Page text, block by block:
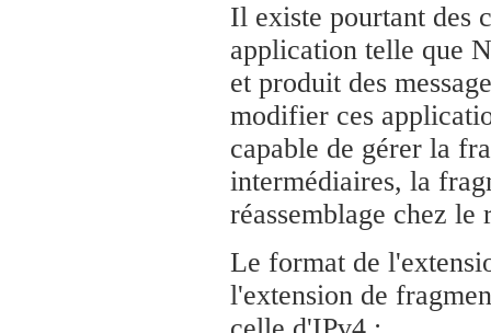
Il existe pourtant des
application telle que
et produit des
modifier ces
capable de gérer la
intermédiaires, la
réassemblage chez le
Le format de
l'extension de